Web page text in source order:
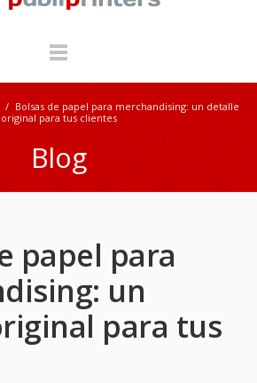
/ Bolsas de papel para merchandising: un detalle
original para tus clientes
Blog
papel para
un
para tus